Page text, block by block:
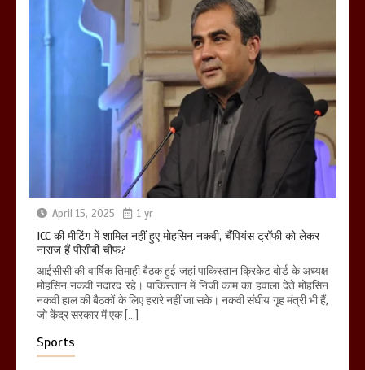
April 15, 2025 1 yr
ICC की मीटिंग में शामिल नहीं हुए मोहसिन नकवी, चैंपियंस ट्रॉफी को लेकर
नाराज हैं पीसीबी चीफ?
आईसीसी की वार्षिक तिमाही बैठक हुई जहां पाकिस्तान क्रिकेट बोर्ड के अध्यक्ष
मोहसिन नकवी नदारद रहे। पाकिस्तान में निजी काम का हवाला देते मोहसिन
नकवी हाल की बैठकों के लिए हरारे नहीं जा सके। नकवी संघीय गृह मंत्री भी हैं,
जो केंद्र सरकार में एक […]
Sports